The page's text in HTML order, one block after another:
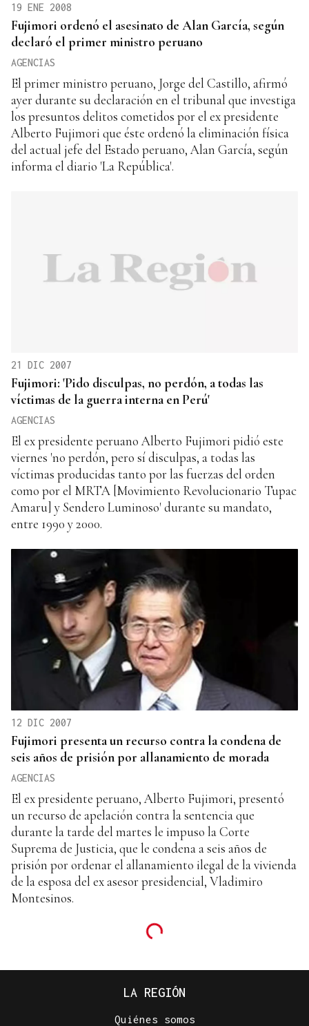
19 ENE 2008
Fujimori ordenó el asesinato de Alan García, según
declaró el primer ministro peruano
AGENCIAS
El primer ministro peruano, Jorge del Castillo, afirmó
ayer durante su declaración en el tribunal que investiga
los presuntos delitos cometidos por el ex presidente
Alberto Fujimori que éste ordenó la eliminación física
del actual jefe del Estado peruano, Alan García, según
informa el diario 'La República'.
21 DIC 2007
Fujimori: 'Pido disculpas, no perdón, a todas las
víctimas de la guerra interna en Perú'
AGENCIAS
El ex presidente peruano Alberto Fujimori pidió este
viernes 'no perdón, pero sí disculpas, a todas las
víctimas producidas tanto por las fuerzas del orden
como por el MRTA [Movimiento Revolucionario Tupac
Amaru] y Sendero Luminoso' durante su mandato,
entre 1990 y 2000.
12 DIC 2007
Fujimori presenta un recurso contra la condena de
seis años de prisión por allanamiento de morada
AGENCIAS
El ex presidente peruano, Alberto Fujimori, presentó
un recurso de apelación contra la sentencia que
durante la tarde del martes le impuso la Corte
Suprema de Justicia, que le condena a seis años de
prisión por ordenar el allanamiento ilegal de la vivienda
de la esposa del ex asesor presidencial, Vladimiro
Montesinos.
LA REGIÓN
Quiénes somos